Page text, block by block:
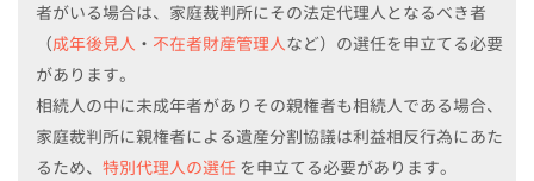
者がいる場合は、 家庭裁判所にその法定代理人となるべき者
（成年後見人 ・ 不在者財産管理人など）の選任を申立てる必要
があります。
相続人の中に未成年者がありその親権者も相続人である場合、
家庭裁判所に親権者による遺産分割協議は利益相反行為にあた
るため、 特別代理人の選任 を申立てる必要があります。